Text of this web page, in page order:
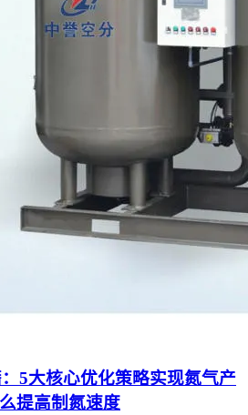
5大核心优化策略实现氮气产
提高制氮速度